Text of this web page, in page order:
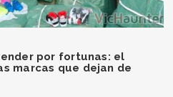
por fortunas: el
marcas que dejan de